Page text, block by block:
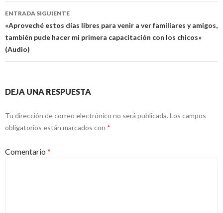
entradas
ENTRADA SIGUIENTE
«Aproveché estos días libres para venir a ver familiares y amigos,
también pude hacer mi primera capacitación con los chicos»
(Audio)
DEJA UNA RESPUESTA
Tu dirección de correo electrónico no será publicada. Los campos
obligatorios están marcados con *
Comentario *